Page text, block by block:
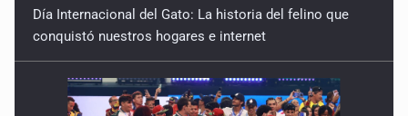
Día Internacional del Gato: La historia del felino que
conquistó nuestros hogares e internet